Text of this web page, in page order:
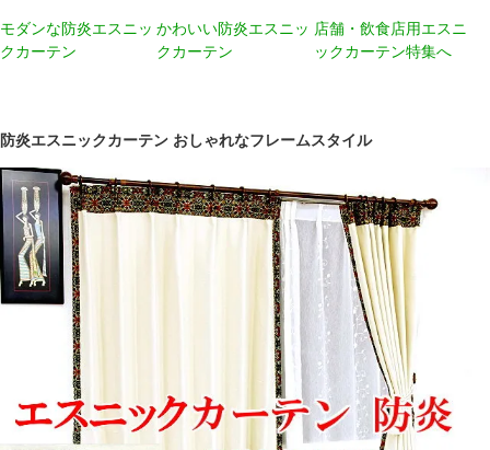
モダンな防炎エスニッ
クカーテン
かわいい防炎エスニッ
クカーテン
店舗・飲食店用エスニ
ックカーテン特集へ
防炎エスニックカーテン おしゃれなフレームスタイル